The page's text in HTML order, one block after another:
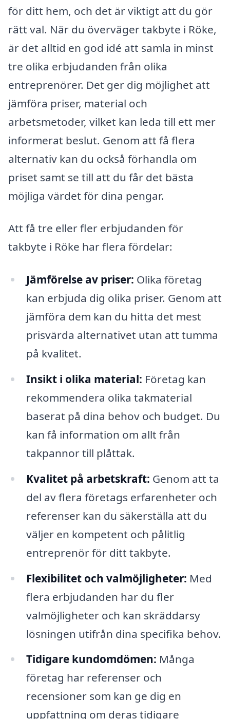
för ditt hem, och det är viktigt att du gör
rätt val. När du överväger takbyte i Röke,
är det alltid en god idé att samla in minst
tre olika erbjudanden från olika
entreprenörer. Det ger dig möjlighet att
jämföra priser, material och
arbetsmetoder, vilket kan leda till ett mer
informerat beslut. Genom att få flera
alternativ kan du också förhandla om
priset samt se till att du får det bästa
möjliga värdet för dina pengar.
Att få tre eller fler erbjudanden för
takbyte i Röke har flera fördelar:
Jämförelse av priser: Olika företag
kan erbjuda dig olika priser. Genom att
jämföra dem kan du hitta det mest
prisvärda alternativet utan att tumma
på kvalitet.
Insikt i olika material: Företag kan
rekommendera olika takmaterial
baserat på dina behov och budget. Du
kan få information om allt från
takpannor till plåttak.
Kvalitet på arbetskraft: Genom att ta
del av flera företags erfarenheter och
referenser kan du säkerställa att du
väljer en kompetent och pålitlig
entreprenör för ditt takbyte.
Flexibilitet och valmöjligheter: Med
flera erbjudanden har du fler
valmöjligheter och kan skräddarsy
lösningen utifrån dina specifika behov.
Tidigare kundomdömen: Många
företag har referenser och
recensioner som kan ge dig en
uppfattning om deras tidigare